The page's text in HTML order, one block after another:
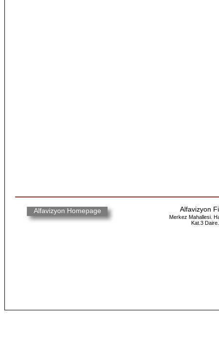
Alfavizyon Homepage Alfavizyon
Merkez Mahallesi.
Kat.3